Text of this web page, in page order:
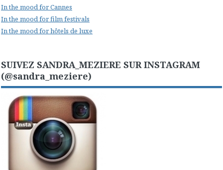
In the mood for Cannes
In the mood for film festivals
In the mood for hôtels de luxe
SUIVEZ SANDRA_MEZIERE SUR INSTAGRAM
(@sandra_meziere)